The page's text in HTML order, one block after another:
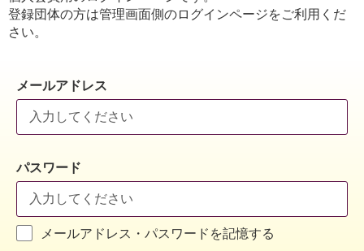
登録団体の方は管理画面側のログインページをご利用くだ
さい。
メールアドレス
パスワード
メールアドレス・パスワードを記憶する